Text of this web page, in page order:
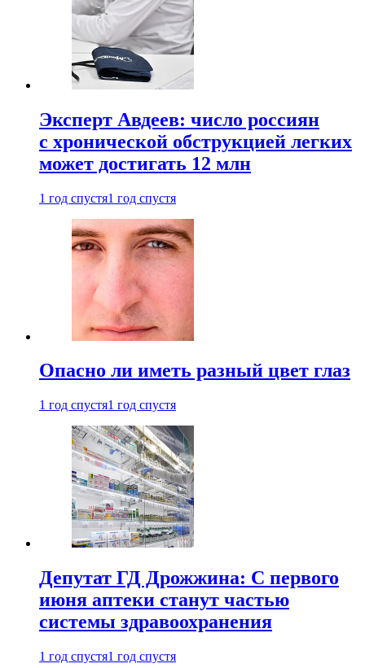
Эксперт Авдеев: число россиян
с хронической обструкцией легких
может достигать 12 млн
1 год спустя1 год спустя
Опасно ли иметь разный цвет глаз
1 год спустя1 год спустя
Депутат ГД Дрожжина: С первого
июня аптеки станут частью
системы здравоохранения
1 год спустя1 год спустя